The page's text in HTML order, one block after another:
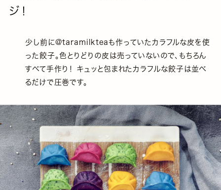
ジ！
少し前に@taramilkteaも作っていたカラフルな皮を使
った餃子。色とりどりの皮は売っていないので、もちろん
すべて手作り！ キュッと包まれたカラフルな餃子は並べ
るだけで圧巻です。